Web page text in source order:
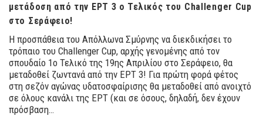
μετάδοση από την ΕΡΤ 3 ο Τελικός του Challenger Cup
στο Σεράφειο!
Η προσπάθεια του Απόλλωνα Σμύρνης να διεκδικήσει το
τρόπαιο του Challenger Cup, αρχής γενομένης από τον
σπουδαίο 1ο Τελικό της 19ης Απριλίου στο Σεράφειο, θα
μεταδοθεί ζωντανά από την ΕΡΤ 3! Για πρώτη φορά φέτος
στη σεζόν αγώνας υδατοσφαίρισης θα μεταδοθεί από ανοιχτό
σε όλους κανάλι της ΕΡΤ (και σε όσους, δηλαδή, δεν έχουν
πρόσβαση…